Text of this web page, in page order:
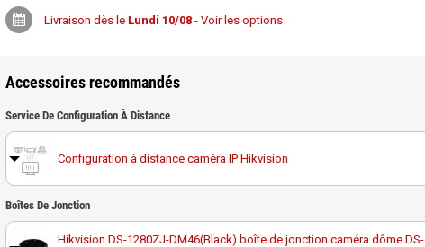
Livraison dès le Lundi 10/08- Voir les options
Accessoires recommandés
Service De Configuration À Distance
Configuration à distance caméra IP Hikvision
Boîtes De Jonction
Hikvision DS-1280ZJ-DM46(Black) boîte de jonction caméra dôme DS-